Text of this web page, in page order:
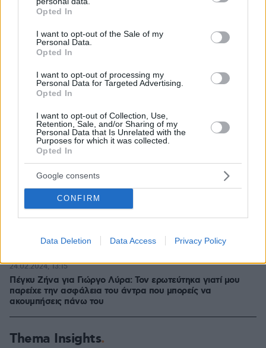
grant or deny consent to Google and its third-party tags to
use your data for below specified purposes in below Google
consent section.
Opted In
I want to opt-out of the Sale of my
Personal Data.
Opted In
I want to opt-out of processing my
Personal Data for Targeted Advertising.
Opted In
I want to opt-out of Collection, Use,
Retention, Sale, and/or Sharing of my
Personal Data that Is Unrelated with the
Purposes for which it was collected.
Opted In
Google consents
CONFIRM
Data Deletion Data Access Privacy Policy
Πέγκυ Ζήνα για Γιώργο Λύρα: Τον ερωτεύτηκα γιατί μου
παρείχε την ασφάλεια του άντρα που μπορείς να
ακουμπήσεις πάνω του
24.02.2024, 13:15
Thema Insights